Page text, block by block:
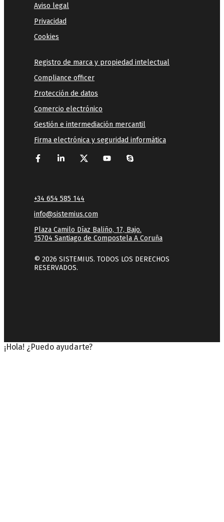
Aviso legal
Privacidad
Cookies
Registro de marca y propiedad intelectual
Compliance officer
Protección de datos
Comercio electrónico
Gestión e intermediación mercantil
Firma electrónica y seguridad informática
© 2026 SISTEMIUS. TODOS LOS DERECHOS
RESERVADOS.
+34 654 585 144
info@sistemius.com
Plaza Camilo Díaz Baliño, 17, Bajo.
15704 Santiago de Compostela A Coruña
¡Hola! ¿Puedo ayudarte?